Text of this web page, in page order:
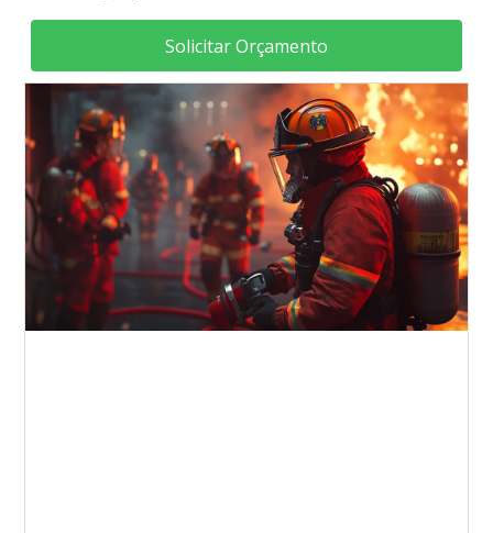
Solicitar Orçamento